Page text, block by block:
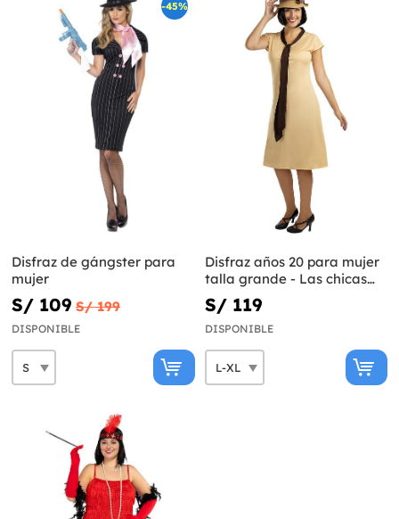
-45%
Disfraz de gángster para
mujer
S/ 109 S/ 199
DISPONIBLE
Disfraz años 20 para mujer
talla grande - Las chicas
del cable
S/ 119
DISPONIBLE